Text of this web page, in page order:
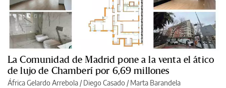
La Comunidad de Madrid pone a la venta el ático
de lujo de Chamberí por 6,69 millones
África Gelardo Arrebola /Diego Casado /Marta Barandela